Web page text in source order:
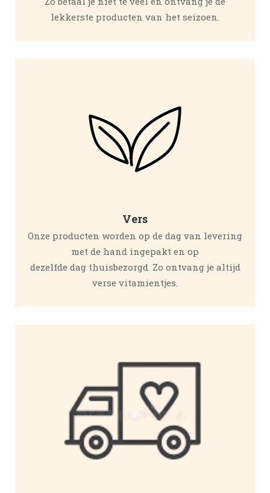
lekkerste producten van het seizoen.
Vers
Onze producten worden op de dag van levering
met de hand ingepakt en op
dezelfde dag thuisbezorgd. Zo ontvang je altijd
verse vitamientjes.